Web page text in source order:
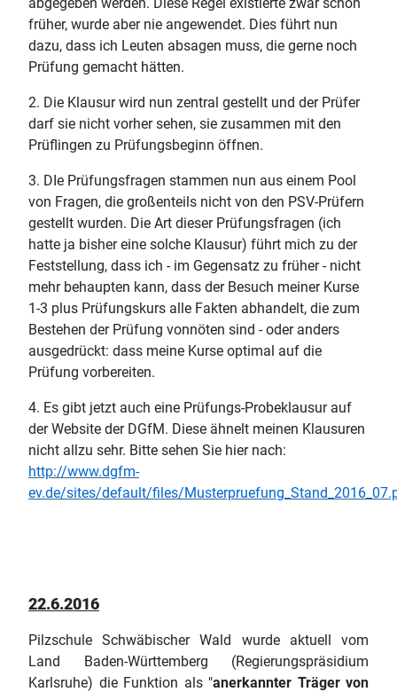
früher, wurde aber nie angewendet. Dies führt nun
dazu, dass ich Leuten absagen muss, die gerne noch
Prüfung gemacht hätten.
2. Die Klausur wird nun zentral gestellt und der Prüfer
darf sie nicht vorher sehen, sie zusammen mit den
Prüflingen zu Prüfungsbeginn öffnen.
3. DIe Prüfungsfragen stammen nun aus einem Pool
von Fragen, die großenteils nicht von den PSV-Prüfern
gestellt wurden. Die Art dieser Prüfungsfragen (ich
hatte ja bisher eine solche Klausur) führt mich zu der
Feststellung, dass ich - im Gegensatz zu früher - nicht
mehr behaupten kann, dass der Besuch meiner Kurse
1-3 plus Prüfungskurs alle Fakten abhandelt, die zum
Bestehen der Prüfung vonnöten sind - oder anders
ausgedrückt: dass meine Kurse optimal auf die
Prüfung vorbereiten.
4. Es gibt jetzt auch eine Prüfungs-Probeklausur auf
der Website der DGfM. Diese ähnelt meinen Klausuren
nicht allzu sehr. Bitte sehen Sie hier nach:
http://www.dgfm-
ev.de/sites/default/files/
22.6.2016
Pilzschule Schwäbischer Wald wurde aktuell vom
Land Baden-Württemberg (Regierungspräsidium
Karlsruhe) die Funktion als "anerkannter Träger von